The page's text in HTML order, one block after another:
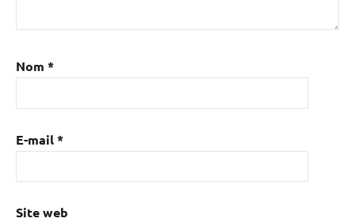
Nom *
E-mail*
Site web